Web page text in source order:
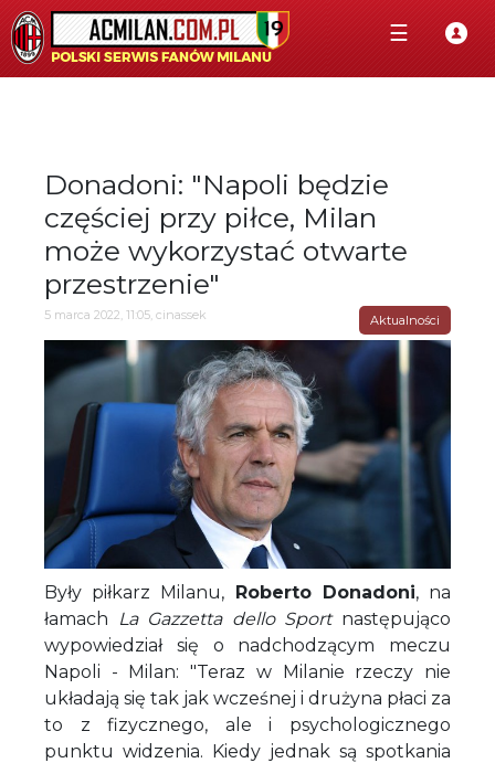
☰
Donadoni: "Napoli będzie
częściej przy piłce, Milan
może wykorzystać otwarte
przestrzenie"
5 marca 2022, 11:05, cinassek Aktualności
Były piłkarz Milanu, Roberto Donadoni, na
łamach
La Gazzetta dello Sport następująco
wypowiedział się o nadchodzącym meczu
Napoli - Milan: "Teraz w Milanie rzeczy nie
układają się tak jak wcześnej i drużyna płaci za
to z fizycznego, ale i psychologicznego
punktu widzenia. Kiedy jednak są spotkania